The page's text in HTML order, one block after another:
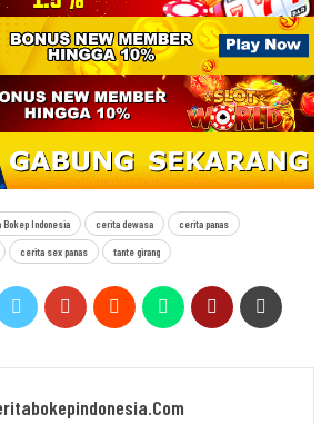
Bokep Indonesia cerita dewasa cerita panas
cerita sex panas tante girang